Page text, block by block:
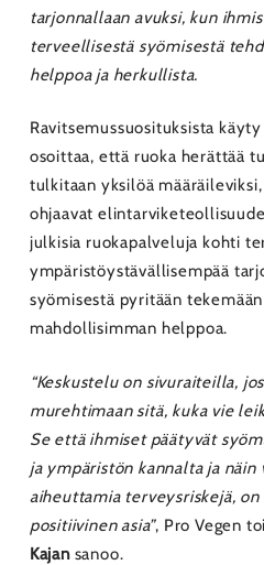
tarjonnallaan avuksi, kun
terveellisestä syömisestä
helppoa ja herkullista.
Ravitsemussuosituksista
osoittaa, että ruoka herättää
tulkitaan yksilöä
ohjaavat
julkisia ruokapalveluja kohti
ympäristöystävällisempää
syömisestä pyritään
mahdollisimman helppoa.
“Keskustelu on sivuraiteilla,
murehtimaan sitä, kuka vie
Se että ihmiset päätyvät
ja ympäristön kannalta ja
aiheuttamia terveysriskejä,
positiivinen asia”, Pro Vegen
Kajansanoo.